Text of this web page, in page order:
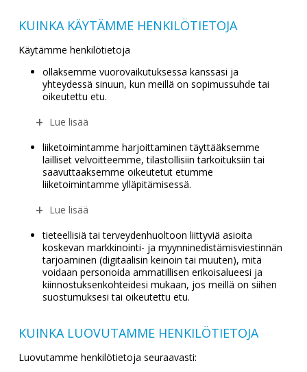
KUINKA KÄYTÄMME HENKILÖTIETOJA
Käytämme henkilötietoja
ollaksemme vuorovaikutuksessa kanssasi ja
yhteydessä sinuun, kun meillä on sopimussuhde tai
oikeutettu etu.
Lue lisää
liiketoimintamme harjoittaminen täyttääksemme
lailliset velvoitteemme, tilastollisiin tarkoituksiin tai
saavuttaaksemme oikeutetut etumme
liiketoimintamme ylläpitämisessä.
Lue lisää
tieteellisiä tai terveydenhuoltoon liittyviä asioita
koskevan markkinointi- ja myynninedistämisviestinnän
tarjoaminen (digitaalisin keinoin tai muuten), mitä
voidaan personoida ammatillisen erikoisalueesi ja
kiinnostuksenkohteidesi mukaan, jos meillä on siihen
suostumuksesi tai oikeutettu etu.
KUINKA LUOVUTAMME HENKILÖTIETOJA
Luovutamme henkilötietoja seuraavasti: